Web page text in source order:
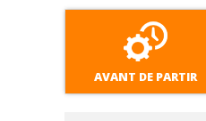
AVANT DE PARTIR